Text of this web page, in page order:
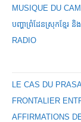
MUSIQUE DU
បញ្ហាព្រំដែនស្រុកខ្មែរ និ
RADIO
LE CAS DU
FRONTALIER
AFFIRMATIONS